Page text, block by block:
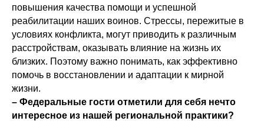
повышения качества помощи и успешной
реабилитации наших воинов. Стрессы, пережитые в
условиях конфликта, могут приводить к различным
расстройствам, оказывать влияние на жизнь их
близких. Поэтому важно понимать, как эффективно
помочь в восстановлении и адаптации к мирной
жизни.
– Федеральные гости отметили для себя нечто
интересное из нашей региональной практики?